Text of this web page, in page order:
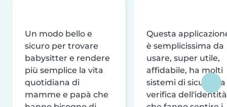
Un modo bello e
sicuro per trovare
babysitter e rendere
più semplice la vita
quotidiana di
mamme e papà che
Questa
è semplicissima da
usare, super utile,
affidabile, ha molti
sistemi di sicurezza
verifica dell'identità